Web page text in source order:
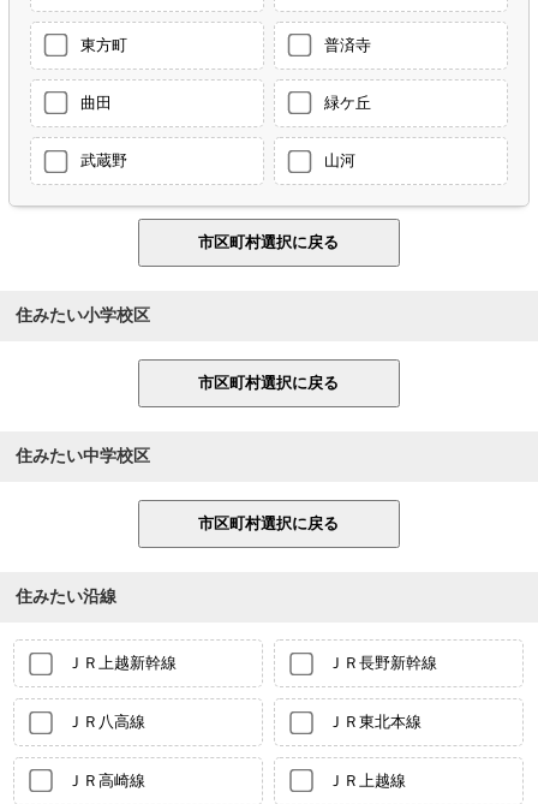
東方町 普済寺
曲田 緑ケ丘
武蔵野 山河
住みたい小学校区
住みたい中学校区
住みたい沿線
ＪＲ上越新幹線 ＪＲ長野新幹線
ＪＲ八高線 ＪＲ東北本線
ＪＲ高崎線 ＪＲ上越線